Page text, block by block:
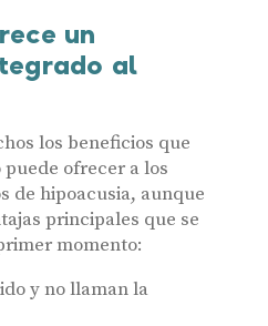
un
al
los beneficios que
ofrecer a los
de hipoacusia, aunque
principales que se
momento:
y no llaman la